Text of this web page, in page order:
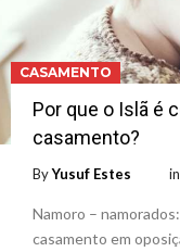
CASAMENTO
Por que o Islã é
casamento?
ByYusuf Estes
Namoro –
casamento em